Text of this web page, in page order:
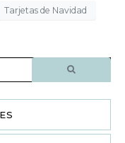
Tarjetas de Navidad